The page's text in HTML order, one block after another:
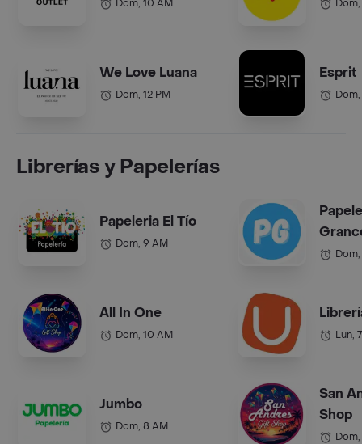
Dom, 10 AM
We Love Luana
Dom, 12 PM
Esprit
Librerías y Papelerías
Papeleria El Tío
Dom, 9 AM
All In One
Dom, 10 AM
Jumbo
Dom, 8 AM
Dom,
Lun,
San
Shop